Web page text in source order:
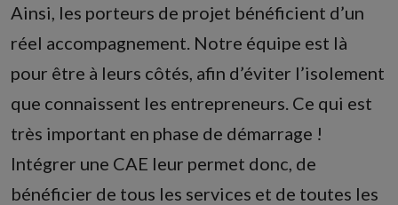
Ainsi, les porteurs de projet bénéficient d’un
réel accompagnement. Notre équipe est là
pour être à leurs côtés, afin d’éviter l’isolement
que connaissent les entrepreneurs. Ce qui est
très important en phase de démarrage !
Intégrer une CAE leur permet donc, de
bénéficier de tous les services et de toutes les